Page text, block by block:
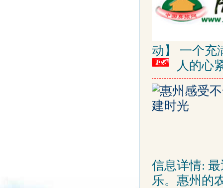
动】 一个充
人的心
信息详情:
乐。惠州的